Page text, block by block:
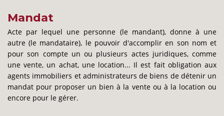
Mandat
Acte par lequel une personne (le mandant), donne à une
autre (le mandataire), le pouvoir d'accomplir en son nom et
pour son compte un ou plusieurs actes juridiques, comme
une vente, un achat, une location... Il est fait obligation aux
agents immobiliers et administrateurs de biens de détenir un
mandat pour proposer un bien à la vente ou à la location ou
encore pour le gérer.